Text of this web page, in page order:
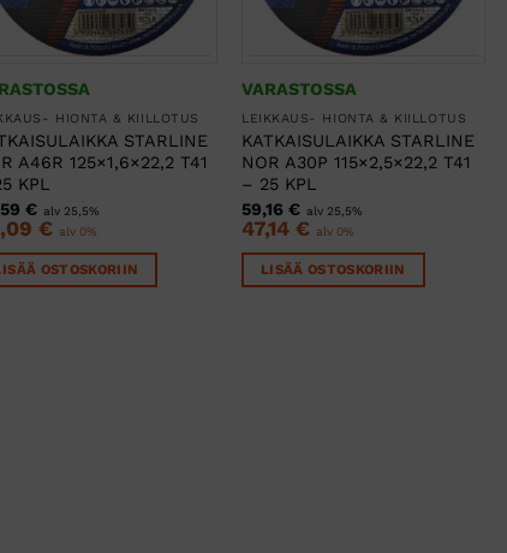
HIONTA & KIILLOTUS
STARLINE
A46R 125×1,6×22,2 T41
KPL
€ alv 25,5%
€ alv 0%
OSTOSKORIIN
VARASTOSSA
LEIKKAUS- HIONTA & KIILLOTUS
KATKAISULAIKKA STARLINE
NOR A30P 115×2,5×22,2 T41
– 25 KPL
59,16€ alv 25,5%
47,14€ alv 0%
LISÄÄ OSTOSKORIIN